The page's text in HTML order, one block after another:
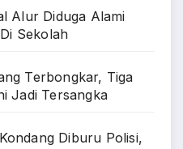
Alur Diduga Alami
Sekolah
Terbongkar, Tiga
Jadi Tersangka
Diburu Polisi,